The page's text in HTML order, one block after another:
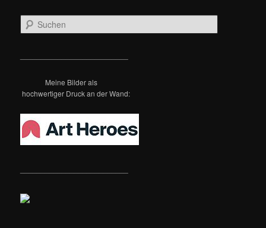
u
Meine Bilder als
hochwertiger Druck an der Wand: